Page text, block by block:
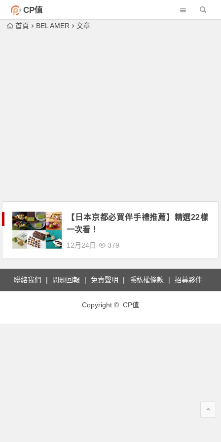
CP值
首頁 BEL AMER 文章
【日本京都必買伴手禮推薦】精選22樣
一次看！
12月24日 379
聯絡我們 問題回報 免責聲明 隱私權條款 招募夥伴
Copyright © CP值